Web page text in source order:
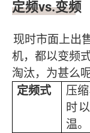
定频vs.变频
现时市面上出
机，都以变频
淘汰，为甚么
定频式
压
时
温。